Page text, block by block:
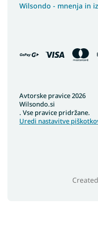
Wilsondo - mnenja in
Avtorske pravice 2026
Wilsondo.si
. Vse pravice pridržane.
Uredi nastavitve